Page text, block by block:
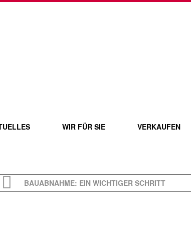
WIR FÜR SIE VERKAUFEN
BAUABNAHME: EIN WICHTIGER SCHRITT